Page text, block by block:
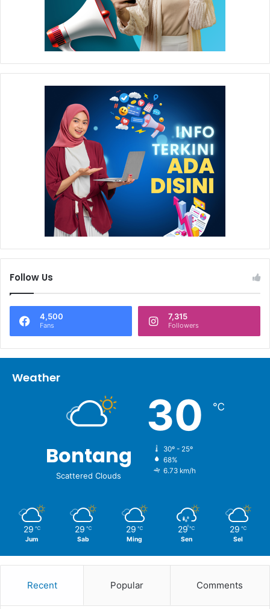
Follow Us
4,500
Fans
7,315
Followers
Weather
Bontang
Scattered Clouds
30 ℃
30º - 25º
68%
6.73 km/h
29 ℃
Jum
29 ℃
Sab
29 ℃
Ming
29 ℃
Sen
29 ℃
Sel
Recent Popular Comments